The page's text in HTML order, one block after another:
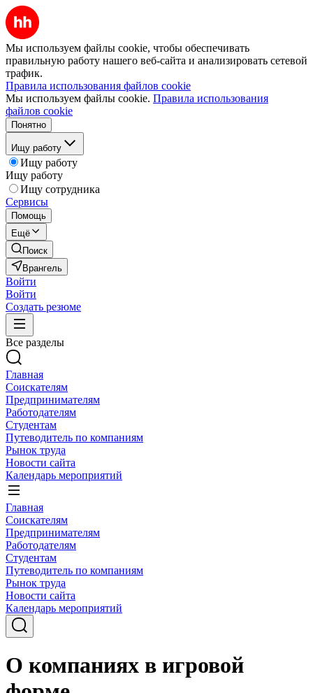
Мы используем файлы cookie, чтобы обеспечивать
правильную работу нашего веб-сайта и анализировать сетевой
трафик.
Правила использования файлов cookie
Мы используем файлы cookie. Правила использования
файлов cookie
Понятно
Ищу работу
Ищу работу
Ищу работу
Ищу сотрудника
Сервисы
Помощь
Ещё
Поиск
Врангель
Войти
Войти
Создать резюме
Все разделы
Главная
Соискателям
Предпринимателям
Работодателям
Студентам
Путеводитель по компаниям
Рынок труда
Новости сайта
Календарь мероприятий
Главная
Соискателям
Предпринимателям
Работодателям
Студентам
Путеводитель по компаниям
Рынок труда
Новости сайта
Календарь мероприятий
О компаниях в игровой